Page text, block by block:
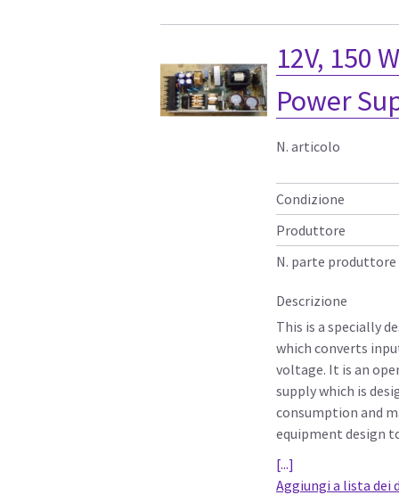
12V, 150
Power
N. articolo
Condizione
Produttore
N. parte produttore
Descrizione
This is a specially
which converts
voltage. It is an
supply which is
consumption and
equipment design
[...]
Aggiungi a lista dei